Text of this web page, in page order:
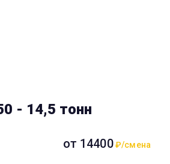
- 14,5 тонн
от 14400₽/смена